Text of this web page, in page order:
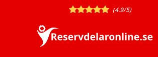
(4.9/5)